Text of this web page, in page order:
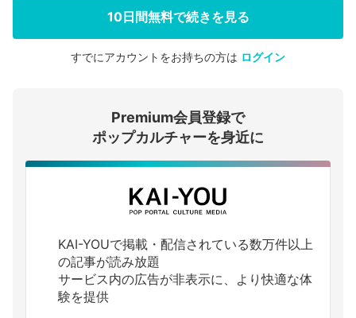
会員登録する
ログインする
10日間無料で続きを見る
すでにアカウントをお持ちの方は ログイン
Premium会員登録で
ポップカルチャーを身近に
KAI-YOUで掲載・配信されている数万件以上
の記事が読み放題
サービス内の広告が非表示に、より快適な体
験を提供